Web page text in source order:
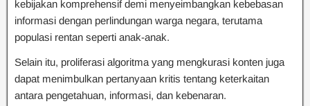
kebijakan komprehensif demi menyeimbangkan kebebasan
informasi dengan perlindungan warga negara, terutama
populasi rentan seperti anak-anak.
Selain itu, proliferasi algoritma yang mengkurasi konten juga
dapat menimbulkan pertanyaan kritis tentang keterkaitan
antara pengetahuan, informasi, dan kebenaran.